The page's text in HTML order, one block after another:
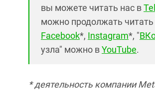
вы можете читать нас в
можно продолжать читать
Facebook*, Instagram*, "
узла" можно вYouTube.
* деятельность компании